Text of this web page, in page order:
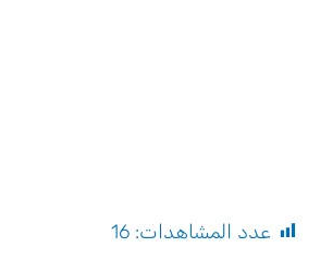
عدد المشاهدات: 16